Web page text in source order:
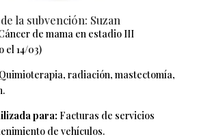
la subvención: Suzan
de mama en estadio III
el 14/03)
Quimioterapia, radiación, mastectomía,
para: Facturas de servicios
de vehículos.